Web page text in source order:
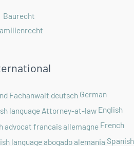
Baurecht
German
English
French
Spanish